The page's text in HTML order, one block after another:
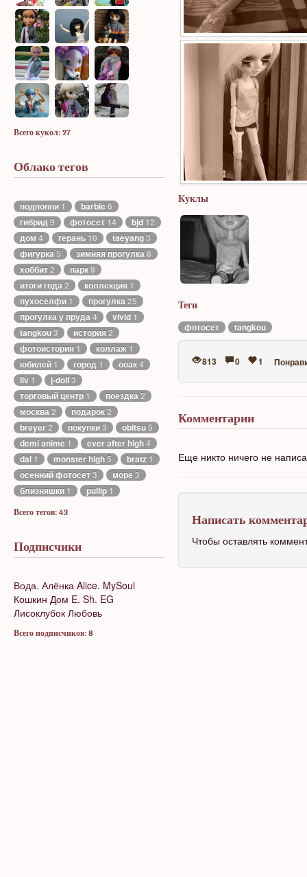
Всего кукол: 27
Облако тегов
подпоппи 1 barbie6
гибрид9 фотосет 14 bjd 12
дом 4 герань 10 taeyang3
фигурка5 зимняя прогулка8
хоббит2 парк9
итоги года2 коллекция 1
пухоселфи 1 прогулка25
прогулка у пруда4 vivid 1
tangkou3 история2
фотоистория 1 коллаж 1
юбилей 1 город 1 ооак4
liv 1 j-doll3
торговый центр 1 поездка2
москва2 подарок2
breyer2 покупки3 obitsu5
demi anime 1 ever after high4
dal 1 monster high5 bratz 1
осенний фотосет3 море3
близняшки 1 pullip 1
Всего тегов: 43
Подписчики
Вода. Алёнка Alice. MySoul
Кошкин Дом E. Sh. EG
Лисоклубок Любовь
Всего подписчиков: 8
Куклы
Теги
фотосет tangkou
813 0 1
Комментарии
Еще никто ничего не
Написать
Чтобы оставлять